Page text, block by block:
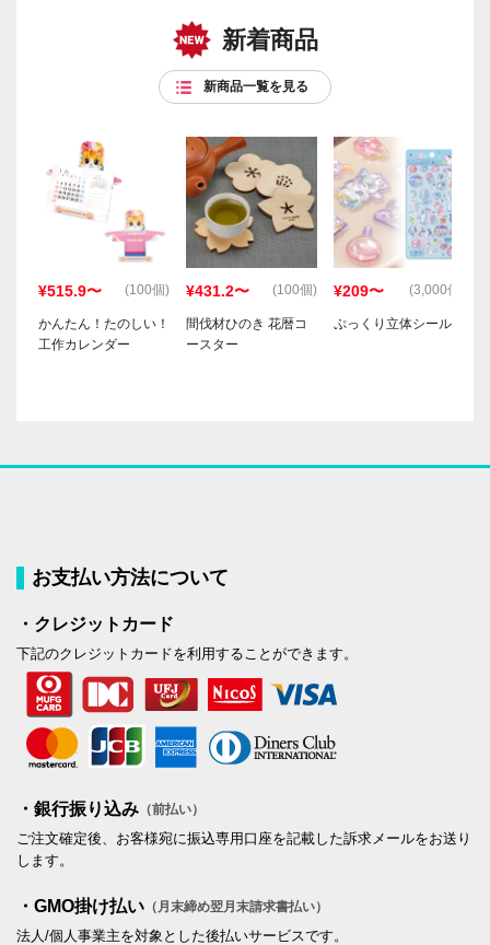
新着商品
新商品一覧を見る
¥515.9〜 (100個)
かんたん！たのしい！
工作カレンダー
¥431.2〜 (100個)
間伐材ひのき 花暦コ
ースター
¥209〜 (3,000個)
ぷっくり立体シール
お支払い方法について
・クレジットカード
下記のクレジットカードを利用することができます。
・銀行振り込み （前払い）
ご注文確定後、お客様宛に振込専用口座を記載した訴求メールをお送り
します。
・GMO掛け払い （月末締め翌月末請求書払い）
法人/個人事業主を対象とした後払いサービスです。